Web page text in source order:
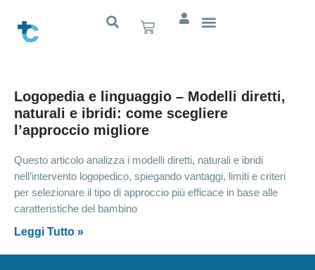
Logopedia e linguaggio – Modelli diretti,
naturali e ibridi: come scegliere
l’approccio migliore
Questo articolo analizza i modelli diretti, naturali e ibridi
nell’intervento logopedico, spiegando vantaggi, limiti e criteri
per selezionare il tipo di approccio più efficace in base alle
caratteristiche del bambino
Leggi Tutto »